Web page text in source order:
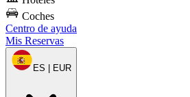
Coches
Centro de ayuda
Mis Reservas
ES | EUR